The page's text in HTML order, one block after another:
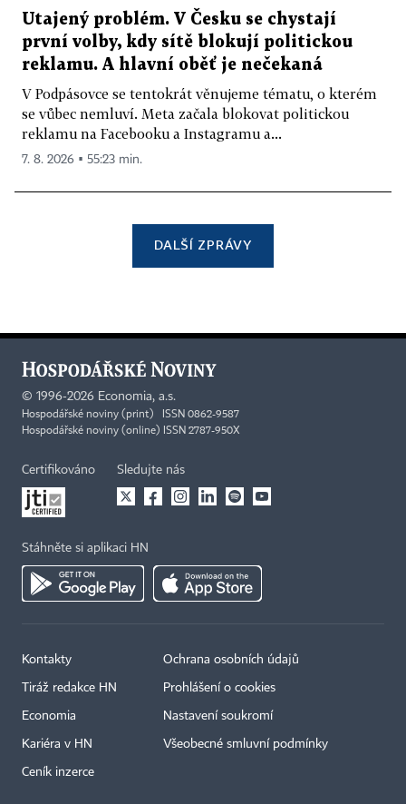
Utajený problém. V Česku se chystají
první volby, kdy sítě blokují politickou
reklamu. A hlavní oběť je nečekaná
V Podpásovce se tentokrát věnujeme tématu, o kterém
se vůbec nemluví. Meta začala blokovat politickou
reklamu na Facebooku a Instagramu a...
7. 8. 2026 ▪ 55:23 min.
DALŠÍ ZPRÁVY
© 1996-2026 Economia, a.s.
Hospodářské noviny (print) ISSN 0862-9587
Hospodářské noviny (online) ISSN 2787-950X
Certifikováno Sledujte nás
Stáhněte si aplikaci HN
Kontakty
Tiráž redakce HN
Economia
Kariéra v HN
Ceník inzerce
Ochrana osobních údajů
Prohlášení o cookies
Nastavení soukromí
Všeobecné smluvní podmínky